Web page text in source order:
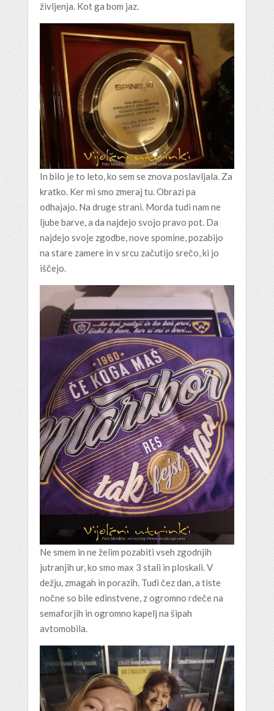
življenja. Kot ga bom jaz.
In bilo je to leto, ko sem se znova poslavljala. Za
kratko. Ker mi smo zmeraj tu. Obrazi pa
odhajajo. Na druge strani. Morda tudi nam ne
ljube barve, a da najdejo svojo pravo pot. Da
najdejo svoje zgodbe, nove spomine, pozabijo
na stare zamere in v srcu začutijo srečo, ki jo
iščejo.
Ne smem in ne želim pozabiti vseh zgodnjih
jutranjih ur, ko smo max 3 stali in ploskali. V
dežju, zmagah in porazih. Tudi čez dan, a tiste
nočne so bile edinstvene, z ogromno rdeče na
semaforjih in ogromno kapelj na šipah
avtomobila.